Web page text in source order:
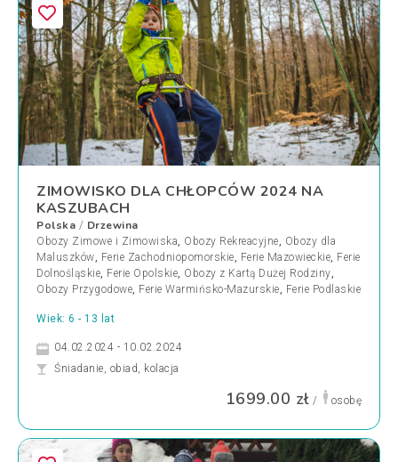
ZIMOWISKO DLA CHŁOPCÓW 2024 NA
KASZUBACH
Polska / Drzewina
Obozy Zimowe i Zimowiska, Obozy Rekreacyjne, Obozy dla
Maluszków, Ferie Zachodniopomorskie, Ferie Mazowieckie, Ferie
Dolnośląskie, Ferie Opolskie, Obozy z Kartą Dużej Rodziny,
Obozy Przygodowe, Ferie Warmińsko-Mazurskie, Ferie Podlaskie
Wiek: 6 - 13 lat
04.02.2024 - 10.02.2024
Śniadanie, obiad, kolacja
1699.00 zł / osobę